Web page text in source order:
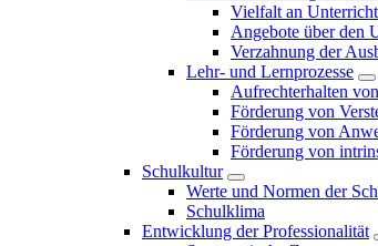
Vielfalt an
Angebote über den
Verzahnung der
Lehr- und Lernprozesse
Aufrechterhalten
Förderung von
Förderung von
Förderung von
Schulkultur
Werte und Normen der
Schulklima
Entwicklung der Professionalität